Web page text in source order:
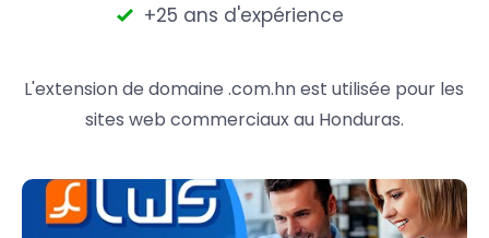
+25 ans d'expérience
L'extension de domaine .com.hn est utilisée pour les
sites web commerciaux au Honduras.